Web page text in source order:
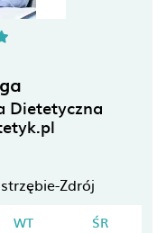
Dietetyczna
Zdrój
WT
ŚR